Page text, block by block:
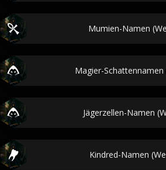
Mumien-Namen
Magier-
Jägerzellen-Namen
Kindred-Namen